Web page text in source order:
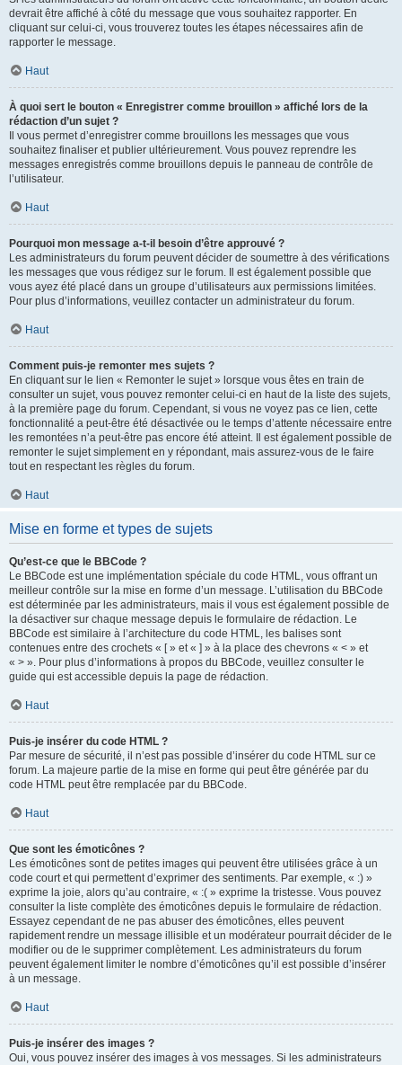
devrait être affiché à côté du message que vous souhaitez rapporter. En
cliquant sur celui-ci, vous trouverez toutes les étapes nécessaires afin de
rapporter le message.
Haut
À quoi sert le bouton « Enregistrer comme brouillon » affiché lors de la
rédaction d’un sujet ?
Il vous permet d’enregistrer comme brouillons les messages que vous
souhaitez finaliser et publier ultérieurement. Vous pouvez reprendre les
messages enregistrés comme brouillons depuis le panneau de contrôle de
l’utilisateur.
Haut
Pourquoi mon message a-t-il besoin d’être approuvé ?
Les administrateurs du forum peuvent décider de soumettre à des vérifications
les messages que vous rédigez sur le forum. Il est également possible que
vous ayez été placé dans un groupe d’utilisateurs aux permissions limitées.
Pour plus d’informations, veuillez contacter un administrateur du forum.
Haut
Comment puis-je remonter mes sujets ?
En cliquant sur le lien « Remonter le sujet » lorsque vous êtes en train de
consulter un sujet, vous pouvez remonter celui-ci en haut de la liste des sujets,
à la première page du forum. Cependant, si vous ne voyez pas ce lien, cette
fonctionnalité a peut-être été désactivée ou le temps d’attente nécessaire entre
les remontées n’a peut-être pas encore été atteint. Il est également possible de
remonter le sujet simplement en y répondant, mais assurez-vous de le faire
tout en respectant les règles du forum.
Haut
Mise en forme et types de sujets
Qu’est-ce que le BBCode ?
Le BBCode est une implémentation spéciale du code HTML, vous offrant un
meilleur contrôle sur la mise en forme d’un message. L’utilisation du BBCode
est déterminée par les administrateurs, mais il vous est également possible de
la désactiver sur chaque message depuis le formulaire de rédaction. Le
BBCode est similaire à l’architecture du code HTML, les balises sont
contenues entre des crochets « [ » et « ] » à la place des chevrons « < » et
« > ». Pour plus d’informations à propos du BBCode, veuillez consulter le
guide qui est accessible depuis la page de rédaction.
Haut
Puis-je insérer du code HTML ?
Par mesure de sécurité, il n’est pas possible d’insérer du code HTML sur ce
forum. La majeure partie de la mise en forme qui peut être générée par du
code HTML peut être remplacée par du BBCode.
Haut
Que sont les émoticônes ?
Les émoticônes sont de petites images qui peuvent être utilisées grâce à un
code court et qui permettent d’exprimer des sentiments. Par exemple, « :) »
exprime la joie, alors qu’au contraire, « :( » exprime la tristesse. Vous pouvez
consulter la liste complète des émoticônes depuis le formulaire de rédaction.
Essayez cependant de ne pas abuser des émoticônes, elles peuvent
rapidement rendre un message illisible et un modérateur pourrait décider de le
modifier ou de le supprimer complètement. Les administrateurs du forum
peuvent également limiter le nombre d’émoticônes qu’il est possible d’insérer
à un message.
Haut
Puis-je insérer des images ?
Oui, vous pouvez insérer des images à vos messages. Si les administrateurs